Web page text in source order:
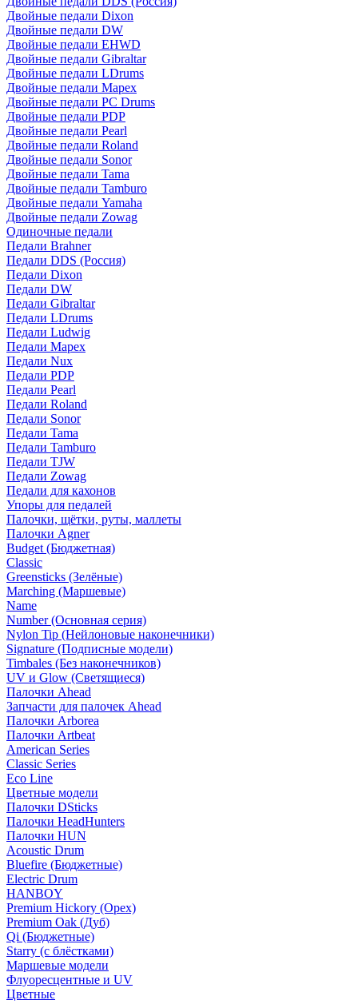
Двойные педали Dixon
Двойные педали DW
Двойные педали EHWD
Двойные педали Gibraltar
Двойные педали LDrums
Двойные педали Mapex
Двойные педали PC Drums
Двойные педали PDP
Двойные педали Pearl
Двойные педали Roland
Двойные педали Sonor
Двойные педали Tama
Двойные педали Tamburo
Двойные педали Yamaha
Двойные педали Zowag
Одиночные педали
Педали Brahner
Педали DDS (Россия)
Педали Dixon
Педали DW
Педали Gibraltar
Педали LDrums
Педали Ludwig
Педали Mapex
Педали Nux
Педали PDP
Педали Pearl
Педали Roland
Педали Sonor
Педали Tama
Педали Tamburo
Педали TJW
Педали Zowag
Педали для кахонов
Упоры для педалей
Палочки, щётки, руты, маллеты
Палочки Agner
Budget (Бюджетная)
Classic
Greensticks (Зелёные)
Marching (Маршевые)
Name
Number (Основная серия)
Nylon Tip (Нейлоновые наконечники)
Signature (Подписные модели)
Timbales (Без наконечников)
UV и Glow (Светящиеся)
Палочки Ahead
Запчасти для палочек Ahead
Палочки Arborea
Палочки Artbeat
American Series
Classic Series
Eco Line
Цветные модели
Палочки DSticks
Палочки HeadHunters
Палочки HUN
Acoustic Drum
Bluefire (Бюджетные)
Electric Drum
HANBOY
Premium Hickory (Орех)
Premium Oak (Дуб)
Qi (Бюджетные)
Starry (с блёстками)
Маршевые модели
Флуоресцентные и UV
Цветные